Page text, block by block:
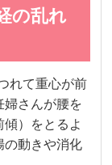
の乱れ
れて重心が前
婦さんが腰を
）をとるよ
の動きや消化